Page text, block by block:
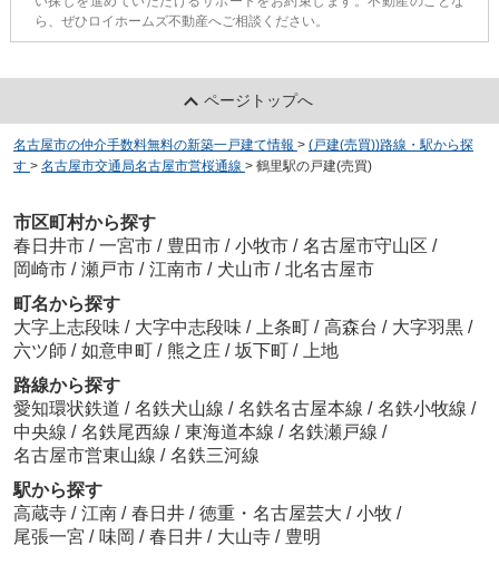
ら、ぜひロイホームズ不動産へご相談ください。
ページトップへ
名古屋市の仲介手数料無料の新築一戸建て情報 > (戸建(売買))路線・駅から探
す > 名古屋市交通局名古屋市営桜通線 > 鶴里駅の戸建(売買)
市区町村から探す
春日井市 / 一宮市 / 豊田市 / 小牧市 / 名古屋市守山区 /
岡崎市 / 瀬戸市 / 江南市 / 犬山市 / 北名古屋市
町名から探す
大字上志段味 / 大字中志段味 / 上条町 / 高森台 / 大字羽黒 /
六ツ師 / 如意申町 / 熊之庄 / 坂下町 /
上地
路線から探す
愛知環状鉄道 / 名鉄犬山線 / 名鉄名古屋本線 / 名鉄小牧線 /
中央線 / 名鉄尾西線 / 東海道本線 / 名鉄瀬戸線 /
名古屋市営東山線 / 名鉄三河線
駅から探す
高蔵寺 / 江南 / 春日井 / 徳重・名古屋芸大 / 小牧 /
尾張一宮 / 味岡 / 春日井 / 大山寺 / 豊明